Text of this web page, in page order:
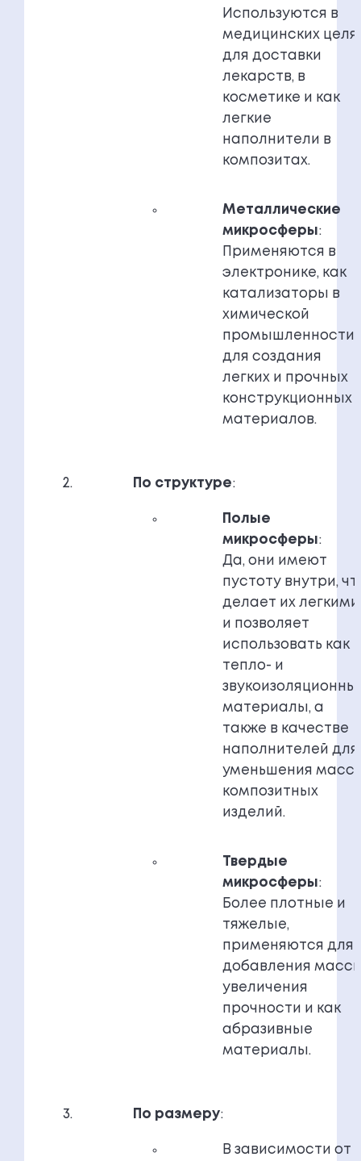
Используются в
медицинских
для доставки
лекарств, в
косметике и как
легкие
наполнители в
композитах.
Металлические
микросферы :
Применяются в
электронике, как
катализаторы в
химической
промышленности
для создания
легких и прочных
конструкционных
материалов.
По структуре:
Полые
микросферы :
Да, они имеют
пустоту внутри,
делает их легкими
и позволяет
использовать как
тепло- и
материалы, а
также в качестве
наполнителей для
уменьшения
композитных
изделий.
Твердые
микросферы :
Более плотные и
тяжелые,
применяются для
добавления
увеличения
прочности и как
абразивные
материалы.
По размеру:
В зависимости от